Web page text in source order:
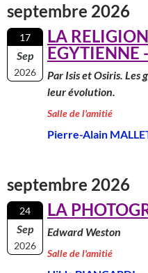
septembre 2026
17
Sep
2026
LA RELIGION
EGYTIENNE
Par Isis et Osiris. Les
leur évolution.
Salle de l'amitié
Pierre-Alain
septembre 2026
24
Sep
2026
LA
Edward Weston
Salle de l'amitié